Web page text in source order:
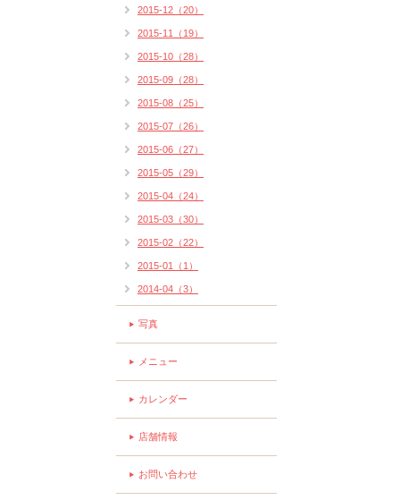
2015-12（20）
2015-11（19）
2015-10（28）
2015-09（28）
2015-08（25）
2015-07（26）
2015-06（27）
2015-05（29）
2015-04（24）
2015-03（30）
2015-02（22）
2015-01（1）
2014-04（3）
写真
メニュー
カレンダー
店舗情報
お問い合わせ